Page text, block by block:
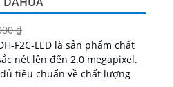
₫
F2C-LED là sản phẩm chất
nét lên đến 2.0 megapixel.
tiêu chuẩn về chất lượng